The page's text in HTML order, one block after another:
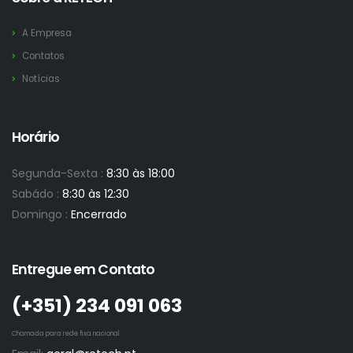
A Empresa
Contatos
Notícias
Horário
Segunda-Sexta : 8:30 às 18:00
Sabádo : 8:30 às 12:30
Domingo : Encerrado
Entregue em Contato
(+351)­ 234 091 063
Chamada para rede fixa nacional